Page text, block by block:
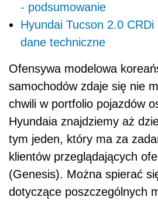
- podsumowanie
Hyundai Tucson 2.0
dane techniczne
Ofensywa modelowa
samochodów zdaje się nie
chwili w portfolio pojazdów
Hyundaia znajdziemy aż
tym jeden, który ma za
klientów przeglądających
(Genesis). Można spierać
dotyczące poszczególnych